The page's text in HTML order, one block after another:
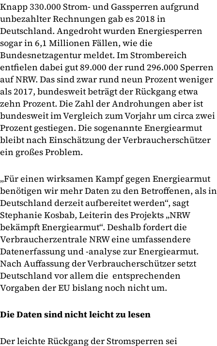
Knapp 330.000 Strom- und Gassperren aufgrund
unbezahlter Rechnungen gab es 2018 in
Deutschland. Angedroht wurden Energiesperren
sogar in 6,1 Millionen Fällen, wie die
Bundesnetzagentur meldet. Im Strombereich
entfielen dabei gut 89.000 der rund 296.000 Sperren
auf NRW. Das sind zwar rund neun Prozent weniger
als 2017, bundesweit beträgt der Rückgang etwa
zehn Prozent. Die Zahl der Androhungen aber ist
bundesweit im Vergleich zum Vorjahr um circa zwei
Prozent gestiegen. Die sogenannte Energiearmut
bleibt nach Einschätzung der Verbraucherschützer
ein großes Problem.
„Für einen wirksamen Kampf gegen Energiearmut
benötigen wir mehr Daten zu den Betroffenen, als in
Deutschland derzeit aufbereitet werden“, sagt
Stephanie Kosbab, Leiterin des Projekts „NRW
bekämpft Energiearmut“. Deshalb fordert die
Verbraucherzentrale NRW eine umfassendere
Datenerfassung und -analyse zur Energiearmut.
Nach Auffassung der Verbraucherschützer setzt
Deutschland vor allem die entsprechenden
Vorgaben der EU bislang noch nicht um.
Die Daten sind nicht leicht zu lesen
Der leichte Rückgang der Stromsperren sei